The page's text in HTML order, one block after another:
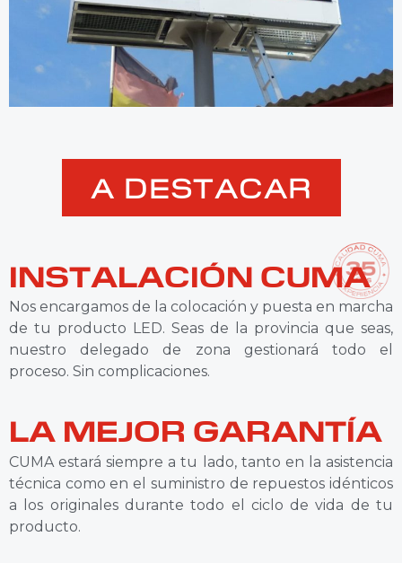
A DESTACAR
INSTALACIÓN CUMA
Nos encargamos de la colocación y puesta en marcha
de tu producto LED. Seas de la provincia que seas,
nuestro delegado de zona gestionará todo el
proceso. Sin complicaciones.
LA MEJOR GARANTÍA
CUMA estará siempre a tu lado, tanto en la asistencia
técnica como en el suministro de repuestos idénticos
a los originales durante todo el ciclo de vida de tu
producto.